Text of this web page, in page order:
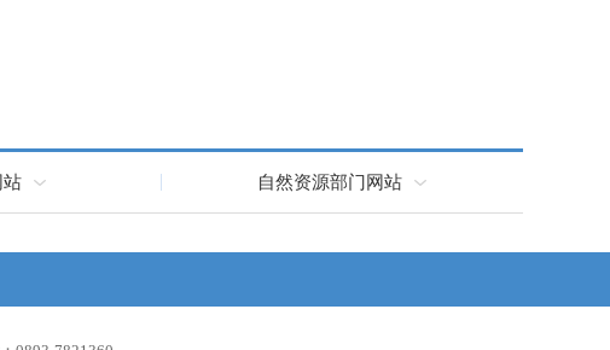
站 自然资源部门网站